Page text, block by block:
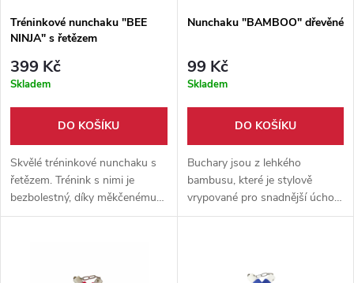
Tréninkové nunchaku "BEE
NINJA" s řetězem
399 Kč
Skladem
DO KOŠÍKU
Skvělé tréninkové nunchaku s
řetězem. Trénink s nimi je
bezbolestný, díky měkčenému
povrchu.
Nunchaku "BAMBOO" dřevěné
99 Kč
Skladem
DO KOŠÍKU
Buchary jsou z lehkého
bambusu, které je stylově
vrypované pro snadnější úchop
a manipulaci s nimi!